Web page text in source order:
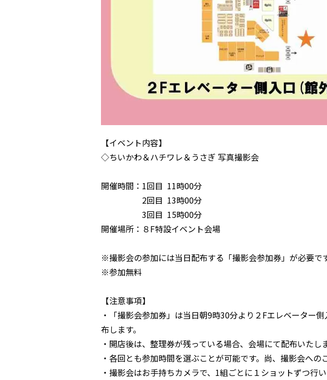
【イベント内容】
◇ちいかわ＆ハチワレ＆うさぎ 写真撮影会
開催時間：1回目 11時00分
2回目 13時00分
3回目 15時00分
開催場所：８F特設イベント会場
※撮影会の参加には当日配布する「撮影会参加券」が必要です
※参加無料
【注意事項】
・「撮影会参加券」は当日朝9時30分より２Fエレベーター
布します。
・開店後は、整理券が残っている場合、会場にて配布いたしま
・各回とも参加時間を選ぶことが可能です。尚、撮影会への
・撮影会はお手持ちカメラで、1組ごとに１ショットずつ行